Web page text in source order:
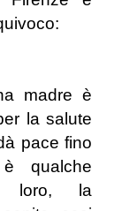
madre è
la salute
pace fino
qualche
loro, la